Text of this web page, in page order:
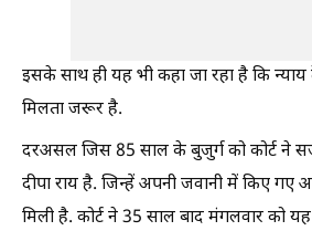
इसके साथ ही यह भी कहा जा रहा है कि
मिलता जरूर है.
दरअसल जिस 85 साल के बुजुर्ग को कोर्ट ने
दीपा राय है. जिन्हें अपनी जवानी में किए गए
मिली है. कोर्ट ने 35 साल बाद मंगलवार को